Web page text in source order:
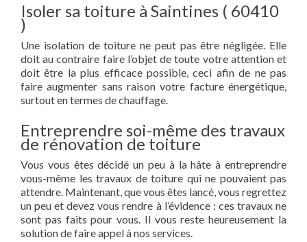
Isoler sa toiture à Saintines ( 60410
)
Une isolation de toiture ne peut pas être négligée. Elle
doit au contraire faire l’objet de toute votre attention et
doit être la plus efficace possible, ceci afin de ne pas
faire augmenter sans raison votre facture énergétique,
surtout en termes de chauffage.
Entreprendre soi-même des travaux
de rénovation de toiture
Vous vous êtes décidé un peu à la hâte à entreprendre
vous-même les travaux de toiture qui ne pouvaient pas
attendre. Maintenant, que vous êtes lancé, vous regrettez
un peu et devez vous rendre à l’évidence : ces travaux ne
sont pas faits pour vous. Il vous reste heureusement la
solution de faire appel à nos services.